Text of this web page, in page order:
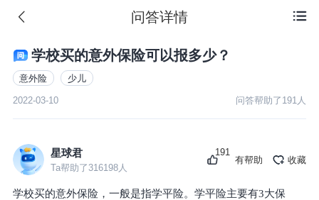
 问答详情
学校买的意外保险可以报多少？
意外险 少儿
2022-03-10 问答帮助了 191人
星球君
Ta帮助了 316198人
191
有帮助 收藏
学校买的意外保险，一般是指学平险。学平险主要有3大保